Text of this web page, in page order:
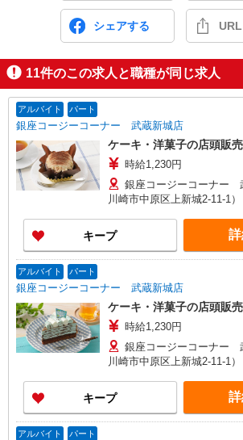
シェアする
11件のこの求人と職種が同じ求人
アルバイト パート
銀座コージーコーナー 武蔵新城店
ケーキ・洋菓子の店頭販
時給1,230円
銀座コージーコーナー
川崎市中原区上新城2-11-1） ※勤務地変更の範
キープ
アルバイト パート
銀座コージーコーナー 武蔵新城店
ケーキ・洋菓子の店頭販
時給1,230円
銀座コージーコーナー
川崎市中原区上新城2-11-1） ※勤務地変更の範
キープ
アルバイト パート